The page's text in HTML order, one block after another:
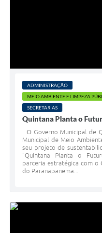
ADMINISTRAÇÃO
MEIO AMBIENTE E LIMPEZA
SECRETARIAS
Quintana Planta o
O Governo Municipal de
Municipal de Meio
seu projeto de
"Quintana Planta o
parceria estratégica com o
do Paranapanema...